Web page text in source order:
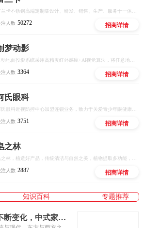
注人数 50272 招商详情
梦动影
注人数 3364 招商详情
氏眼科
注人数 3751 招商详情
之林
注人数 2887 招商详情
知识百科 专题推荐
消费者的购买偏好不断变化，中式家具市场受关注